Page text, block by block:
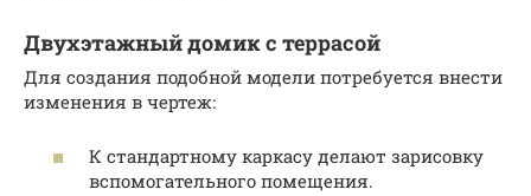
Двухэтажный домик с террасой
Для создания подобной модели потребуется внести
изменения в чертеж:
К стандартному каркасу делают зарисовку
вспомогательного помещения.